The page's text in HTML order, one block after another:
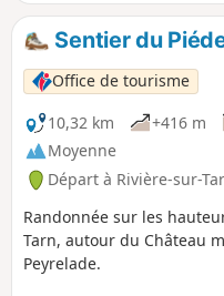
Sentier du
Office de tourisme
10,32 km
+416 m
Moyenne
Départ à Rivière-sur-
Randonnée sur les
Tarn, autour du Château
Peyrelade.